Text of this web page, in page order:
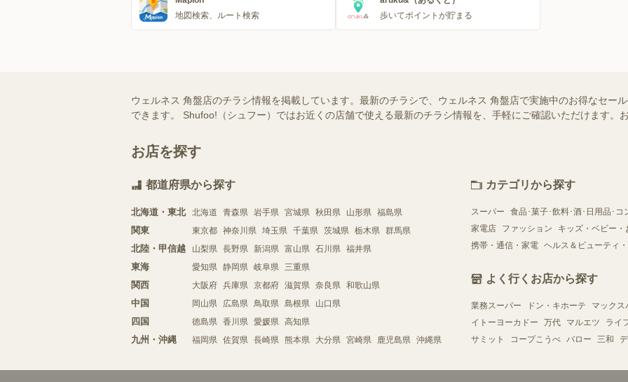
地図検索、ルート検索
歩いてポイントが貯まる
ウェルネス 角盤店のチラシ情報を掲載しています。最新のチラシで、ウェルネス 角盤店で実施中のお得なセー
できます。 Shufoo!（シュフー）ではお近くの店舗で使える最新のチラシ情報を、手軽にご確認いただけます。
お店を探す
都道府県から探す
北海道・東北 北海道 青森県 岩手県 宮城県 秋田県 山形県 福島県
関東 東京都 神奈川県 埼玉県 千葉県 茨城県 栃木県 群馬県
北陸・甲信越 山梨県 長野県 新潟県 富山県 石川県 福井県
東海 愛知県 静岡県 岐阜県 三重県
関西 大阪府 兵庫県 京都府 滋賀県 奈良県 和歌山県
中国 岡山県 広島県 鳥取県 島根県 山口県
四国 徳島県 香川県 愛媛県 高知県
九州・沖縄 福岡県 佐賀県 長崎県 熊本県 大分県 宮崎県 鹿児島県 沖縄県
カテゴリから探す
スーパー 食品･菓子･飲料･酒･日用品･コ
家電店
ファッション キッズ・ベビー・
携帯・通信・家電 ヘルス＆ビューティ
よく行くお店から探す
業務スーパー ドン・キホーテ マックス
イトーヨーカドー
万代 マルエツ ライ
サミット
コープこうべ バロー 三和